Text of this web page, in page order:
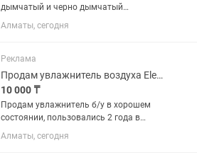
дымчатый и черно дымчатый
котёнок.им 4 месяца к лотку приучены
.игривые уже будущие
обработанные.
Алматы, сегодня
Реклама
Продам увлажнитель воздуха Electrolux
10 000 ₸
Продам увлажнитель б/у в хорошем
состоянии, пользовались 2 года в
зимний период, без каких либо
дефектов, выпускает теплый пар, есть
Алматы, сегодня